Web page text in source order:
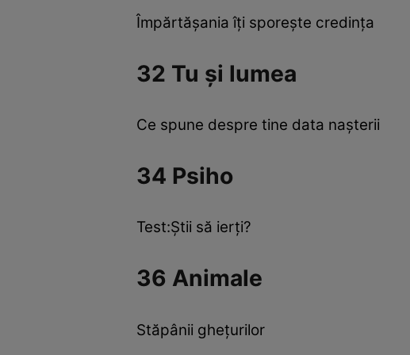
Împărtăşania îţi sporeşte credinţa
32 Tu şi lumea
Ce spune despre tine data naşterii
34 Psiho
Test:Ştii să ierţi?
36 Animale
Stăpânii gheţurilor